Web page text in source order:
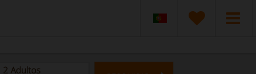
2 Adultos